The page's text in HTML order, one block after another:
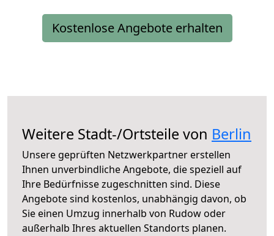
Kostenlose Angebote erhalten
Weitere Stadt-/Ortsteile von Berlin
Unsere geprüften Netzwerkpartner erstellen
Ihnen unverbindliche Angebote, die speziell auf
Ihre Bedürfnisse zugeschnitten sind. Diese
Angebote sind kostenlos, unabhängig davon, ob
Sie einen Umzug innerhalb von Rudow oder
außerhalb Ihres aktuellen Standorts planen.